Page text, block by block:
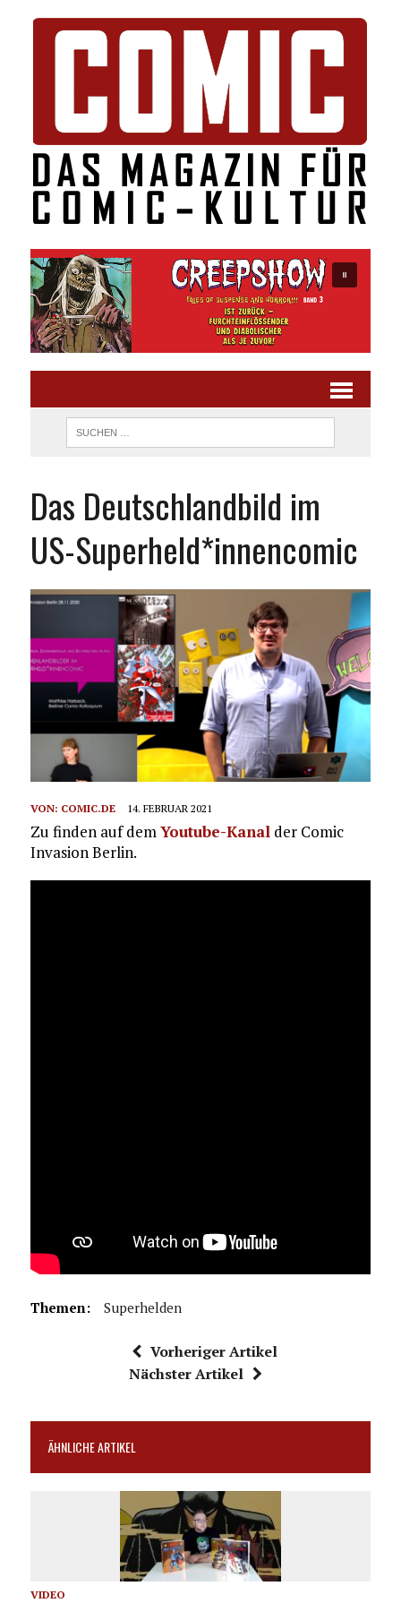
Das Deutschlandbild im
US-Superheld*innencomic
VON: COMIC.DE 14. FEBRUAR 2021
Zu finden auf dem Youtube-Kanal der Comic
Invasion Berlin.
Themen: Superhelden
Vorheriger Artikel
Nächster Artikel
ÄHNLICHE ARTIKEL
VIDEO